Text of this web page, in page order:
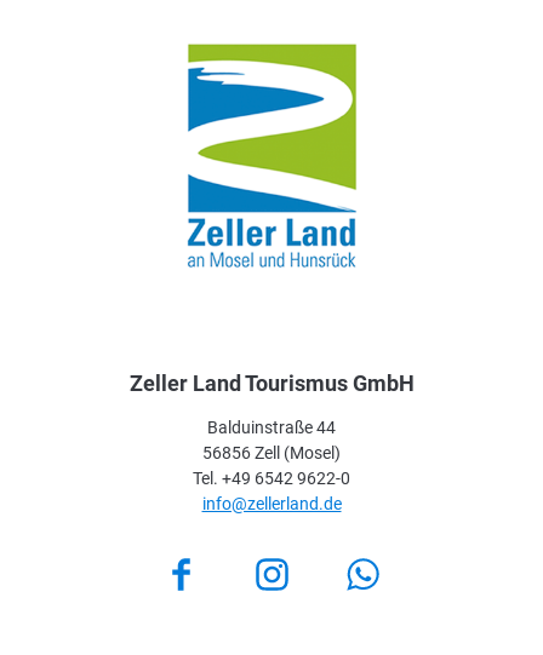
Zeller Land Tourismus GmbH
Balduinstraße 44
56856 Zell (Mosel)
Tel. +49 6542 9622-0
info@zellerland.de
FacebookInstagram